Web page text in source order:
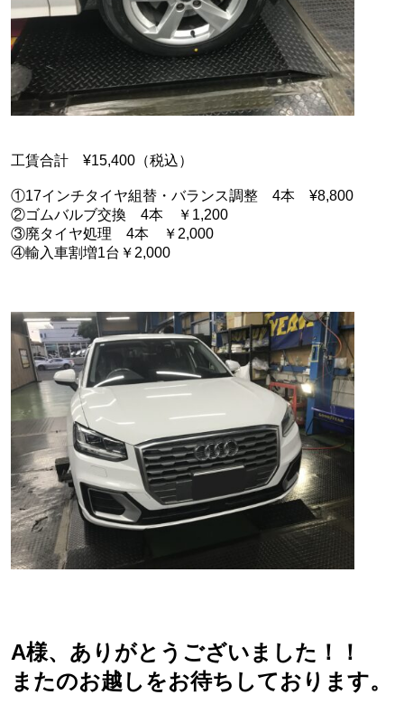
工賃合計 ¥15,400（税込）
①17インチタイヤ組替・バランス調整 4本 ¥8,800
②ゴムバルブ交換 4本 ￥1,200
③廃タイヤ処理 4本 ￥2,000
④輸入車割増1台￥2,000
A様、ありがとうございました！！
またのお越しをお待ちしております。